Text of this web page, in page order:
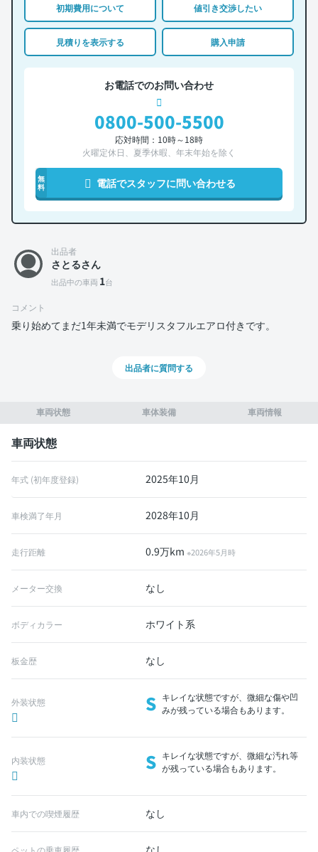
初期費用について 値引き交渉したい
見積りを表示する 購入申請
お電話でのお問い合わせ
0800-500-5500
応対時間：10時～18時
火曜定休日、夏季休暇、年末年始を除く
無
料
電話でスタッフに問い合わせる
車両状態 車体装備 車両情報
車両状態
年式 (初年度登録) 2025年10月
車検満了年月 2028年10月
走行距離 0.9万km※2026年5月時
メーター交換 なし
ボディカラー ホワイト系
板金歴 なし
外装状態 S キレイな状態ですが、微細な傷や凹
みが残っている場合もあります。
内装状態 S キレイな状態ですが、微細な汚れ等
が残っている場合もあります。
車内での喫煙履歴 なし
ペットの乗車履歴 なし
出品者
さとるさん
出品中の車両 1台
コメント
乗り始めてまだ1年未満でモデリスタフルエアロ付きです。
出品者に質問する